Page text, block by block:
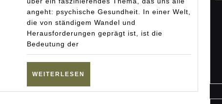
Depressionen
lindern
kann
angeht: psychische Gesundheit. In einer Welt,
die von ständigem Wandel und
Herausforderungen geprägt ist, ist die
Bedeutung der
WEITERLESEN